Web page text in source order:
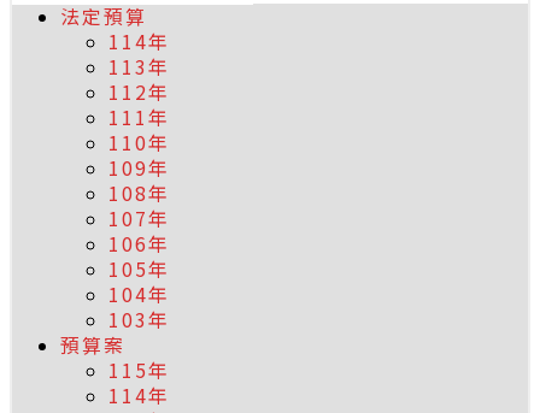
法定預算
114年
113年
112年
111年
110年
109年
108年
107年
106年
105年
104年
103年
預算案
115年
114年